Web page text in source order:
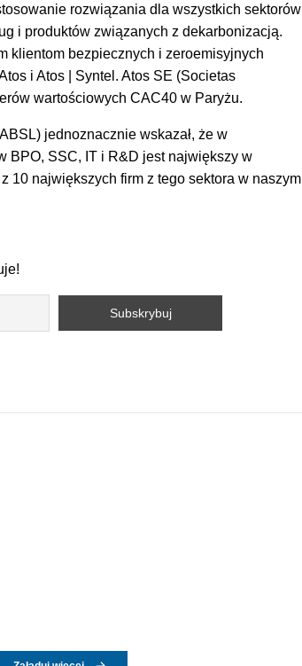
rozwiązania dla wszystkich sektorów
i produktów związanych z dekarbonizacją.
klientom bezpiecznych i zeroemisyjnych
i Atos | Syntel. Atos SE (Societas
wartościowych CAC40 w Paryżu.
jednoznacznie wskazał, że w
BPO, SSC, IT i R&D jest największy w
10 największych firm z tego sektora w naszym